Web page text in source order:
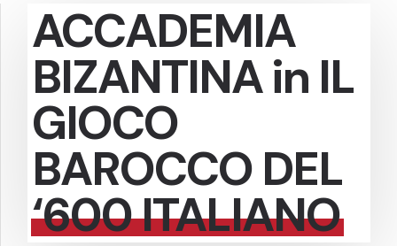
ACCADEMIA
BIZANTINA in IL
GIOCO
BAROCCO DEL
‘600 ITALIANO